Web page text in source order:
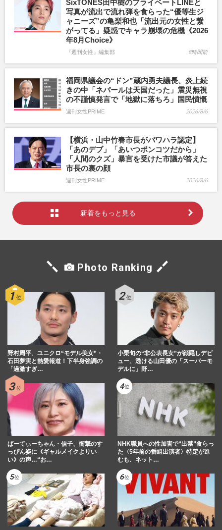
SixTONES田中樹のプライベートLINEと
写真が流出で流れ弾を食らった“優等生ジ
ャニーズ”の亀梨和也「流出元の女性と繋
がってる」疑惑でキャラ崩壊の危機《2026
年8月Choice》
『週刊女性』編集部 8時間前
福岡県議会の“ドン”蔵内勇夫議長、炎上続
きの中「ネパールは天国だった」震災無視
の不謹慎発言で「地獄に落ちろ」国民憤慨
週刊女性PRIME 2026/8/6
【横浜・山中竹春市長がパワハラ認定】
「あのデブ」「あいつポンコツだから」
「人間のクズ」暴言を受けた市議が答えた
市長の裏の顔
週刊女性PRIME 2026/8/6
新着をもっと見る
Photo Ranking
野村周平、ユニクロ“モデル美女”・
石田夢実と熱愛報道！下半身強調の
「過激すぎ…
小栗旬の“非公表長女”が顔隠しデビ
ュー、透ける山田優の「スーパーモ
デルに」野…
ぱーてぃーちゃん・信子、衝撃のす
っぴん姿に《ギャルメイクよりい
い》の声…“お…
NHK職員への性加害で“出禁”食らっ
た〈5年前の番組出演者〉特定が進
むも、ネット…